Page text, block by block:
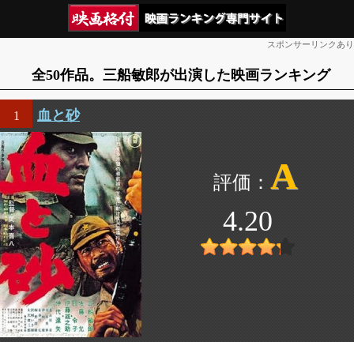
スポンサーリンクあり
全50作品。三船敏郎が出演した映画ランキング
1 血と砂
A
4.20